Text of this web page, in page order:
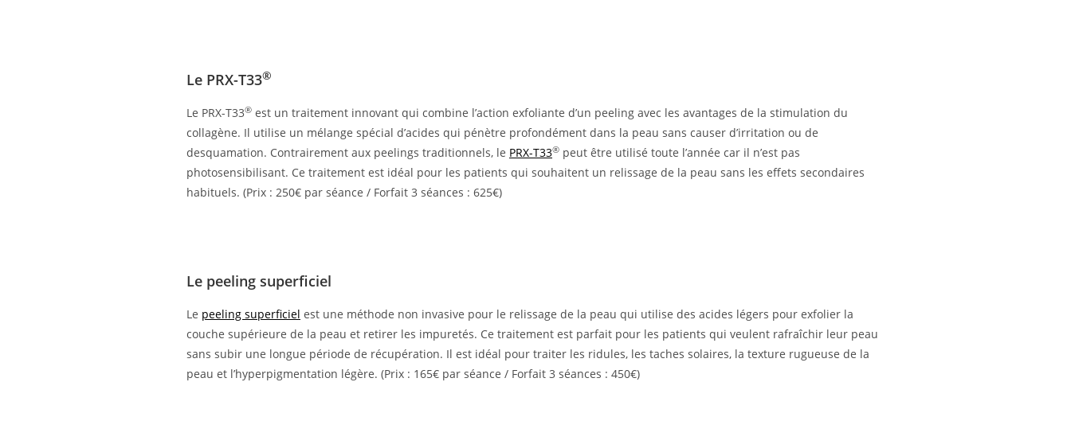
Le PRX-T33®
Le PRX-T33® est un traitement innovant qui combine l’action exfoliante d’un peeling avec les avantages de la stimulation du
collagène. Il utilise un mélange spécial d’acides qui pénètre profondément dans la peau sans causer d’irritation ou de
desquamation. Contrairement aux peelings traditionnels, le PRX-T33® peut être utilisé toute l’année car il n’est pas
photosensibilisant. Ce traitement est idéal pour les patients qui souhaitent un relissage de la peau sans les effets secondaires
habituels. (Prix : 250€ par séance / Forfait 3 séances : 625€)
Le peeling superficiel
Le peeling superficiel est une méthode non invasive pour le relissage de la peau qui utilise des acides légers pour exfolier la
couche supérieure de la peau et retirer les impuretés. Ce traitement est parfait pour les patients qui veulent rafraîchir leur peau
sans subir une longue période de récupération. Il est idéal pour traiter les ridules, les taches solaires, la texture rugueuse de la
peau et l’hyperpigmentation légère. (Prix : 165€ par séance / Forfait 3 séances : 450€)